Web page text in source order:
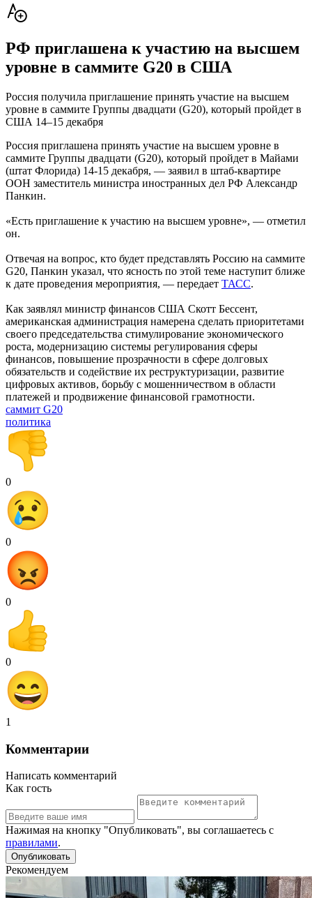
РФ приглашена к участию на высшем
уровне в саммите G20 в США
Россия получила приглашение принять участие на высшем
уровне в саммите Группы двадцати (G20), который пройдет в
США 14–15 декабря
Россия приглашена принять участие на высшем уровне в
саммите Группы двадцати (G20), который пройдет в Майами
(штат Флорида) 14-15 декабря, — заявил в штаб-квартире
ООН заместитель министра иностранных дел РФ Александр
Панкин.
«Есть приглашение к участию на высшем уровне», — отметил
он.
Отвечая на вопрос, кто будет представлять Россию на саммите
G20, Панкин указал, что ясность по этой теме наступит ближе
к дате проведения мероприятия, — передает ТАСС.
Как заявлял министр финансов США Скотт Бессент,
американская администрация намерена сделать приоритетами
своего председательства стимулирование экономического
роста, модернизацию системы регулирования сферы
финансов, повышение прозрачности в сфере долговых
обязательств и содействие их реструктуризации, развитие
цифровых активов, борьбу с мошенничеством в области
платежей и продвижение финансовой грамотности.
саммит G20
политика
0
0
0
0
1
Комментарии
Написать комментарий
Как гость
Нажимая на кнопку "Опубликовать", вы соглашаетесь с
правилами.
Рекомендуем